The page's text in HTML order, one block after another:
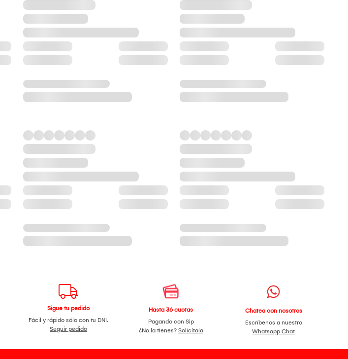
Sigue tu pedido
Fácil y rápido sólo con tu DNI.
Seguir pedido
Hasta 36 cuotas
Pagando con Sip
¿No la tienes? Solicítala
Chatea con nosotros
Escríbenos a nuestro
Whatsapp Chat